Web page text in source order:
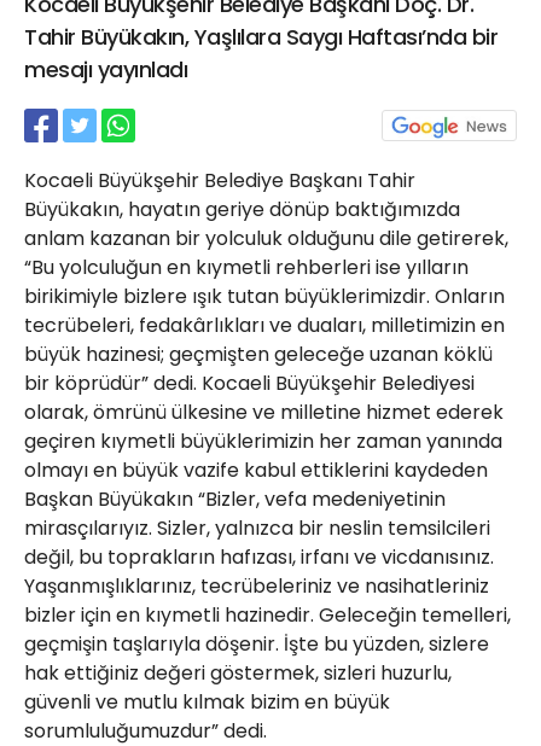
Tahir Büyükakın, Yaşlılara Saygı Haftası’nda bir
mesajı yayınladı
Kocaeli Büyükşehir Belediye Başkanı Tahir
Büyükakın, hayatın geriye dönüp baktığımızda
anlam kazanan bir yolculuk olduğunu dile getirerek,
“Bu yolculuğun en kıymetli rehberleri ise yılların
birikimiyle bizlere ışık tutan büyüklerimizdir. Onların
tecrübeleri, fedakârlıkları ve duaları, milletimizin en
büyük hazinesi; geçmişten geleceğe uzanan köklü
bir köprüdür” dedi. Kocaeli Büyükşehir Belediyesi
olarak, ömrünü ülkesine ve milletine hizmet ederek
geçiren kıymetli büyüklerimizin her zaman yanında
olmayı en büyük vazife kabul ettiklerini kaydeden
Başkan Büyükakın “Bizler, vefa medeniyetinin
mirasçılarıyız. Sizler, yalnızca bir neslin temsilcileri
değil, bu toprakların hafızası, irfanı ve vicdanısınız.
Yaşanmışlıklarınız, tecrübeleriniz ve nasihatleriniz
bizler için en kıymetli hazinedir. Geleceğin temelleri,
geçmişin taşlarıyla döşenir. İşte bu yüzden, sizlere
hak ettiğiniz değeri göstermek, sizleri huzurlu,
güvenli ve mutlu kılmak bizim en büyük
sorumluluğumuzdur” dedi.
21 Gölcük
02624132333